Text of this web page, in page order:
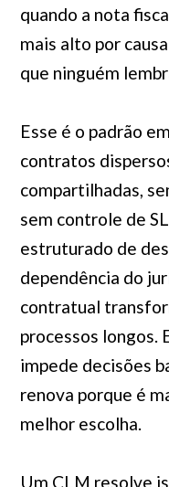
quando a nota
mais alto por
que ninguém
Esse é o padrão
contratos
compartilhadas,
sem controle de
estruturado de
dependência do
contratual
processos longos.
impede decisões
renova porque é
melhor escolha.
Um CLM resolve